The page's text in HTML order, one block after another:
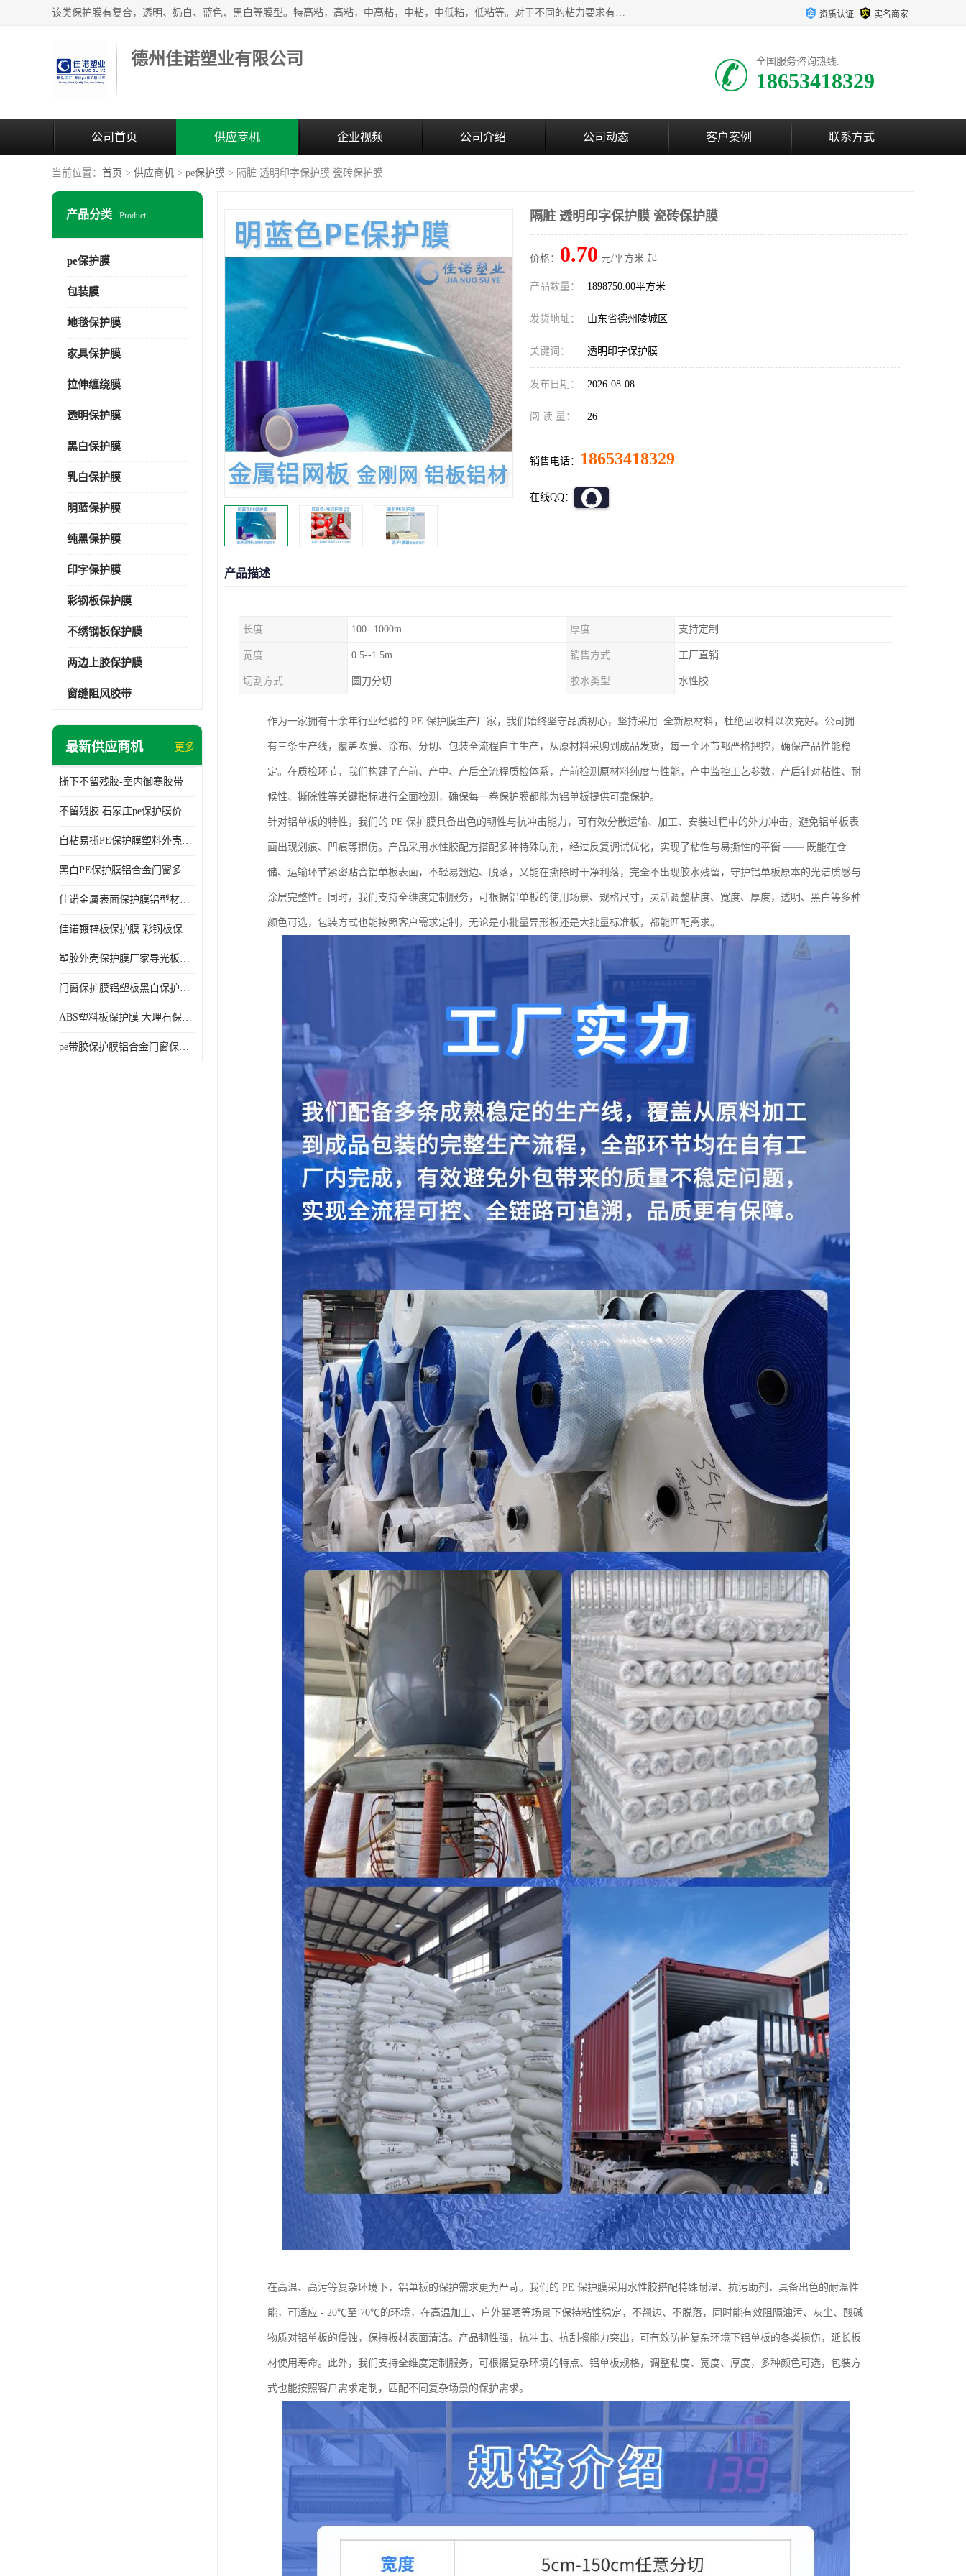
该类保护膜有复合，透明、奶白、蓝色、黑白等膜型。特高粘，高粘，中高粘，中粘，中低粘，低粘等。对于不同的粘力要求有相应的产品相适配。无胶渍残留污染。在较宽的收卷幅度下平整无皱纹，收卷长度大，利于机械化及自动化施工粘贴。为您的产品提供的表面保护解决方案。 产品广泛适用于：铝材、不锈钢、金属、塑料、电子、家电、家具、玻璃、化工材料、装饰材料等。 资质认证 实名商家
德州佳诺塑业有限公司 全国服务咨询热线:
18653418329
公司首页 供应商机 企业视频 公司介绍 公司动态 客户案例 联系方式
当前位置： 首页 > 供应商机 > pe保护膜 > 隔脏 透明印字保护膜 瓷砖保护膜
产品分类 Product
pe保护膜
包装膜
地毯保护膜
家具保护膜
拉伸缠绕膜
透明保护膜
黑白保护膜
乳白保护膜
明蓝保护膜
纯黑保护膜
印字保护膜
彩钢板保护膜
不绣钢板保护膜
两边上胶保护膜
窗缝阻风胶带
最新供应商机 更多
撕下不留残胶-室内御寒胶带
不留残胶 石家庄pe保护膜价格 塑料薄膜
自粘易撕PE保护膜塑料外壳导光板亚克力板膜操作方便
黑白PE保护膜铝合金门窗多种颜色支持定制生产
佳诺金属表面保护膜铝型材保护膜不留残胶铝合金窗框保护胶带
佳诺镀锌板保护膜 彩钢板保护pe保护膜
塑胶外壳保护膜厂家导光板保护膜 铝单板保护膜胶带易撕不留胶
门窗保护膜铝塑板黑白保护膜外墙保温板保护膜
ABS塑料板保护膜 大理石保护膜 缠鱼竿保护膜
pe带胶保护膜铝合金门窗保护不锈钢板保护膜大理石建筑材料保护
隔脏 透明印字保护膜 瓷砖保护膜
价格： 0.70 元/平方米 起
产品数量： 1898750.00平方米
发货地址： 山东省德州陵城区
关键词： 透明印字保护膜
发布日期： 2026-08-08
阅 读 量： 26
销售电话： 18653418329
在线QQ：
产品描述
长度 100--1000m 厚度 支持定制
宽度 0.5--1.5m 销售方式 工厂直销
切割方式 圆刀分切 胶水类型 水性胶
作为一家拥有十余年行业经验的 PE 保护膜生产厂家，我们始终坚守品质初心，坚持采用 全新原材料，杜绝回收料以次充好。公司拥
有三条生产线，覆盖吹膜、涂布、分切、包装全流程自主生产，从原材料采购到成品发货，每一个环节都严格把控，确保产品性能稳
定。在质检环节，我们构建了产前、产中、产后全流程质检体系，产前检测原材料纯度与性能，产中监控工艺参数，产后针对粘性、耐
候性、撕除性等关键指标进行全面检测，确保每一卷保护膜都能为铝单板提供可靠保护。
针对铝单板的特性，我们的 PE 保护膜具备出色的韧性与抗冲击能力，可有效分散运输、加工、安装过程中的外力冲击，避免铝单板表
面出现划痕、凹痕等损伤。产品采用水性胶配方搭配多种特殊助剂，经过反复调试优化，实现了粘性与易撕性的平衡 —— 既能在仓
储、运输环节紧密贴合铝单板表面，不轻易翘边、脱落，又能在撕除时干净利落，完全不出现胶水残留，守护铝单板原本的光洁质感与
涂层完整性。同时，我们支持全维度定制服务，可根据铝单板的使用场景、规格尺寸，灵活调整粘度、宽度、厚度，透明、黑白等多种
颜色可选，包装方式也能按照客户需求定制，无论是小批量异形板还是大批量标准板，都能匹配需求。
在高温、高污等复杂环境下，铝单板的保护需求更为严苛。我们的 PE 保护膜采用水性胶搭配特殊耐温、抗污助剂，具备出色的耐温性
能，可适应 - 20℃至 70℃的环境，在高温加工、户外暴晒等场景下保持粘性稳定，不翘边、不脱落，同时能有效阻隔油污、灰尘、酸碱
物质对铝单板的侵蚀，保持板材表面清洁。产品韧性强，抗冲击、抗刮擦能力突出，可有效防护复杂环境下铝单板的各类损伤，延长板
材使用寿命。此外，我们支持全维度定制服务，可根据复杂环境的特点、铝单板规格，调整粘度、宽度、厚度，多种颜色可选，包装方
式也能按照客户需求定制，匹配不同复杂场景的保护需求。